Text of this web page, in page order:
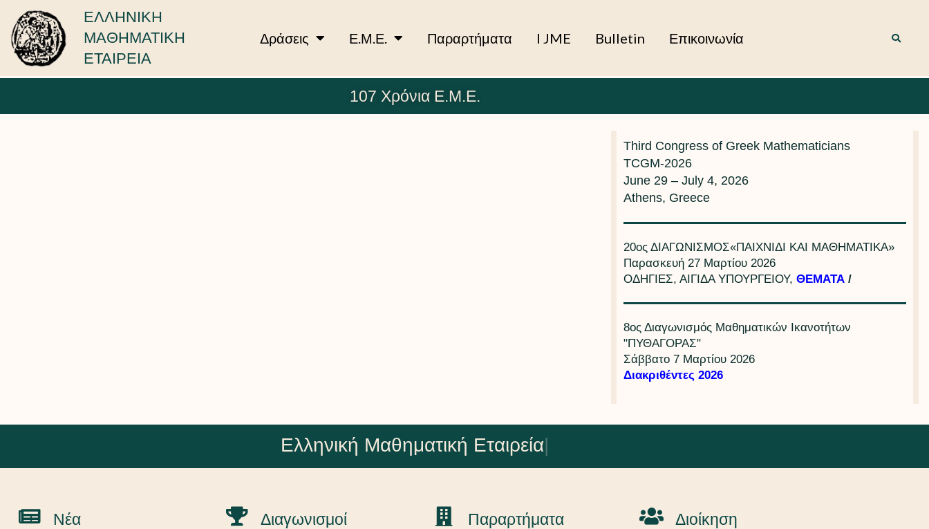
ΕΛΛΗΝΙΚΗ
ΜΑΘΗΜΑΤΙΚΗ
ΕΤΑΙΡΕΙΑ
Δράσεις Ε.Μ.Ε. Παραρτήματα I JME Bulletin Επικοινωνία
107 Χρόνια Ε.Μ.Ε.
Third Congress of Greek Mathematicians
TCGM-2026
June 29 – July 4, 2026
Athens, Greece
20ος ΔΙΑΓΩΝΙΣΜΟΣ«ΠΑΙΧΝΙΔΙ ΚΑΙ ΜΑΘΗΜΑΤΙΚΑ»
Παρασκευή 27 Μαρτίου 2026
ΟΔΗΓΙΕΣ, ΑΙΓΙΔΑ ΥΠΟΥΡΓΕΙΟΥ,ΘΕΜΑΤΑ/
8ος Διαγωνισμός Μαθηματικών Ικανοτήτων
"ΠΥΘΑΓΟΡΑΣ"
Σάββατο 7 Μαρτίου 2026
Διακριθέντες 2026
Ελληνική Μαθηματική Εταιρεία|
Νέα Διαγωνισμοί Παραρτήματα Διοίκηση